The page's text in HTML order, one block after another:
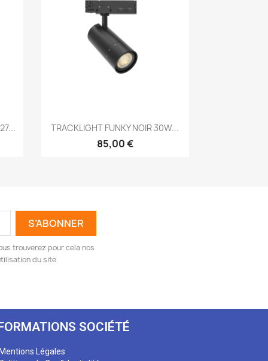
Aperçu rapide
TRACKLIGHT FUNKY NOIR 30W...
85,00 €
trouverez pour cela nos
du site.
SOCIÉTÉ
Légales